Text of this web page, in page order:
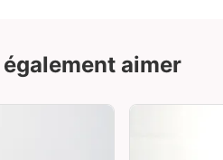
aimer